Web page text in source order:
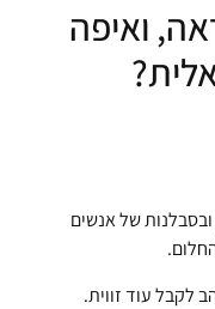
ואיפה
של אנשים
לקבל עוד זווית.